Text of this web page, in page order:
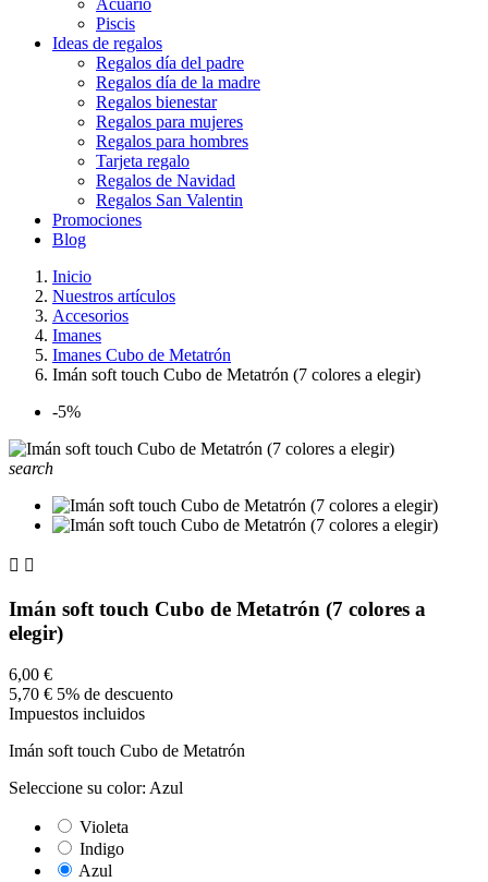
Acuario
Piscis
Ideas de regalos
Regalos día del padre
Regalos día de la madre
Regalos bienestar
Regalos para mujeres
Regalos para hombres
Tarjeta regalo
Regalos de Navidad
Regalos San Valentin
Promociones
Blog
Inicio
Nuestros artículos
Accesorios
Imanes
Imanes Cubo de Metatrón
Imán soft touch Cubo de Metatrón (7 colores a elegir)
-5%
search
 
Imán soft touch Cubo de Metatrón (7 colores a
elegir)
6,00 €
5,70 € 5% de descuento
Impuestos incluidos
Imán soft touch Cubo de Metatrón
Seleccione su color: Azul
Violeta
Indigo
Azul